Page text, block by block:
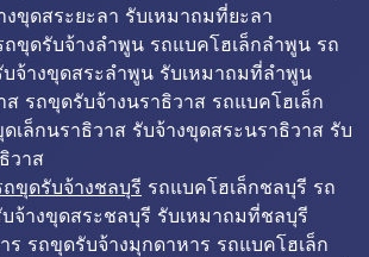
งขุดสระยะลา รับเหมาถมที่ยะลา
ขุดรับจ้างลำพูน รถแบคโฮเล็กลำพูน รถ
จ้างขุดสระลำพูน รับเหมาถมที่ลำพูน
ส รถขุดรับจ้างนราธิวาส รถแบคโฮเล็ก
เล็กนราธิวาส รับจ้างขุดสระนราธิวาส รับ
วาส
ถขุดรับจ้างชลบุรี รถแบคโฮเล็กชลบุรี รถ
จ้างขุดสระชลบุรี รับเหมาถมที่ชลบุรี
ร รถขุดรับจ้างมุกดาหาร รถแบคโฮเล็ก